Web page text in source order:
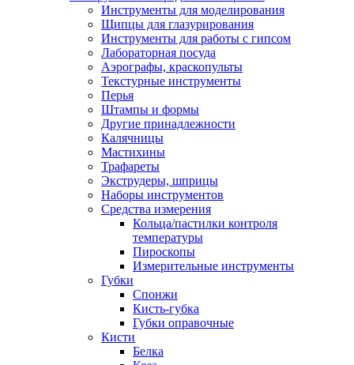
Инструменты для моделирования
Щипцы для глазурирования
Инструменты для работы с гипсом
Лабораторная посуда
Аэрографы, краскопульты
Текстурные инструменты
Перья
Штампы и формы
Другие принадлежности
Калячницы
Мастихины
Трафареты
Экструдеры, шприцы
Наборы инструментов
Средства измерения
Кольца/пастилки контроля
температуры
Пироскопы
Измерительные инструменты
Губки
Спонжи
Кисть-губка
Губки оправочные
Кисти
Белка